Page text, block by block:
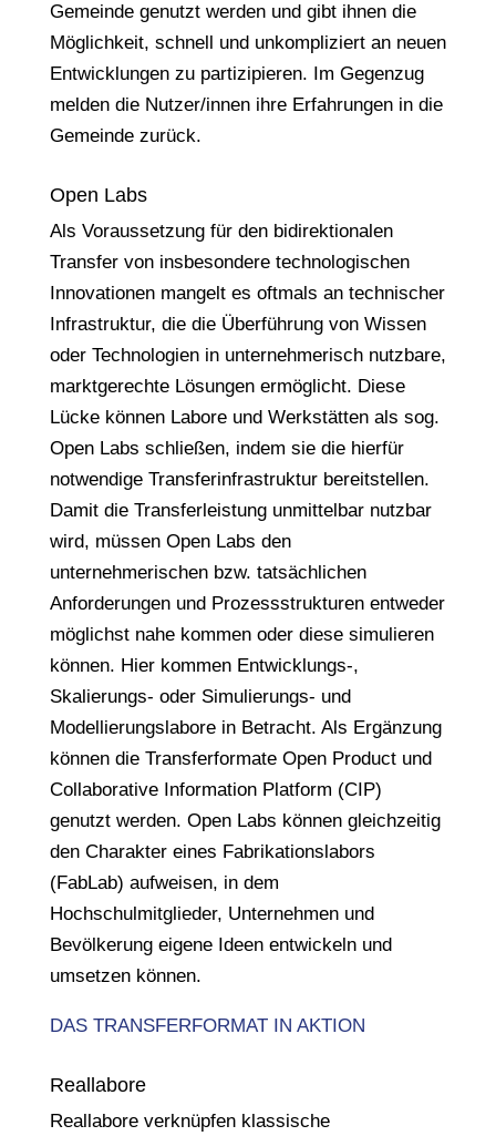
Gemeinde genutzt werden und gibt ihnen die
Möglichkeit, schnell und unkompliziert an neuen
Entwicklungen zu partizipieren. Im Gegenzug
melden die Nutzer/innen ihre Erfahrungen in die
Gemeinde zurück.
Open Labs
Als Voraussetzung für den bidirektionalen
Transfer von insbesondere technologischen
Innovationen mangelt es oftmals an technischer
Infrastruktur, die die Überführung von Wissen
oder Technologien in unternehmerisch nutzbare,
marktgerechte Lösungen ermöglicht. Diese
Lücke können Labore und Werkstätten als sog.
Open Labs schließen, indem sie die hierfür
notwendige Transferinfrastruktur bereitstellen.
Damit die Transferleistung unmittelbar nutzbar
wird, müssen Open Labs den
unternehmerischen bzw. tatsächlichen
Anforderungen und Prozessstrukturen entweder
möglichst nahe kommen oder diese simulieren
können. Hier kommen Entwicklungs-,
Skalierungs- oder Simulierungs- und
Modellierungslabore in Betracht. Als Ergänzung
können die Transferformate Open Product und
Collaborative Information Platform (CIP)
genutzt werden. Open Labs können gleichzeitig
den Charakter eines Fabrikationslabors
(FabLab) aufweisen, in dem
Hochschulmitglieder, Unternehmen und
Bevölkerung eigene Ideen entwickeln und
umsetzen können.
DAS TRANSFERFORMAT IN AKTION
Reallabore
Reallabore verknüpfen klassische